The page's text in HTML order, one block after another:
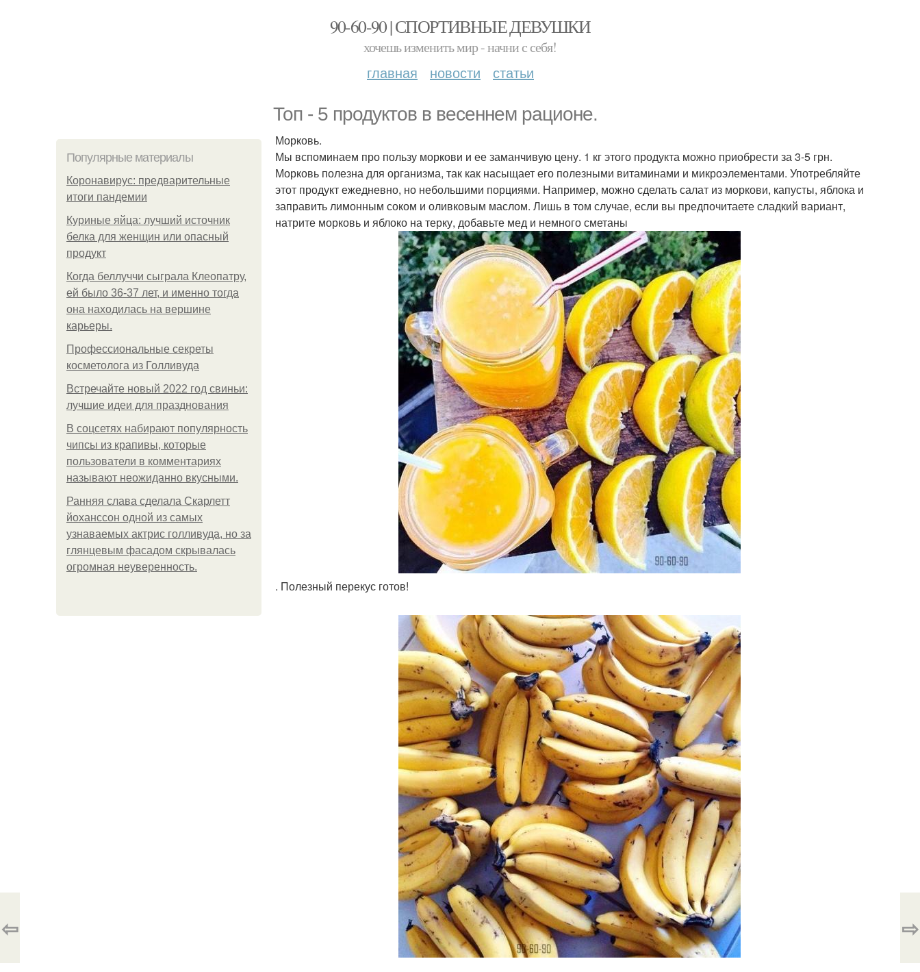
90-60-90 | СПОРТИВНЫЕ ДЕВУШКИ
хочешь изменить мир - начни с себя!
главная новости статьи
Топ - 5 продуктов в весеннем рационе.
Популярные материалы
Коронавирус: предварительные
итоги пандемии
Куриные яйца: лучший источник
белка для женщин или опасный
продукт
Когда беллуччи сыграла Клеопатру,
ей было 36-37 лет, и именно тогда
она находилась на вершине
карьеры.
Профессиональные секреты
косметолога из Голливуда
Встречайте новый 2022 год свиньи:
лучшие идеи для празднования
В соцсетях набирают популярность
чипсы из крапивы, которые
пользователи в комментариях
называют неожиданно вкусными.
Ранняя слава сделала Скарлетт
йоханссон одной из самых
узнаваемых актрис голливуда, но за
глянцевым фасадом скрывалась
огромная неуверенность.
Морковь.
Мы вспоминаем про пользу моркови и ее заманчивую цену. 1 кг этого продукта можно приобрести за 3-5 грн.
Морковь полезна для организма, так как насыщает его полезными витаминами и микроэлементами. Употребляйте
этот продукт ежедневно, но небольшими порциями. Например, можно сделать салат из моркови, капусты, яблока и
заправить лимонным соком и оливковым маслом. Лишь в том случае, если вы предпочитаете сладкий вариант,
натрите морковь и яблоко на терку, добавьте мед и немного сметаны
. Полезный перекус готов!
⇦ ⇨